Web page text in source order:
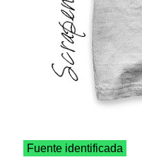
Fuente identificada